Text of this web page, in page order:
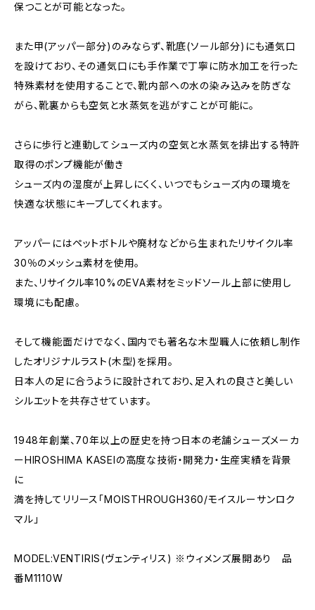
保つことが可能となった。
また甲(アッパー部分)のみならず、靴底(ソール部分)にも通気口
を設けており、その通気口にも手作業で丁寧に防水加工を行った
特殊素材を使用することで、靴内部への水の染み込みを防ぎな
がら、靴裏からも空気と水蒸気を逃がすことが可能に。
さらに歩行と連動してシューズ内の空気と水蒸気を排出する特許
取得のポンプ機能が働き
シューズ内の湿度が上昇しにくく、いつでもシューズ内の環境を
快適な状態にキープしてくれます。
アッパーにはペットボトルや廃材などから生まれたリサイクル率
30％のメッシュ素材を使用。
また、リサイクル率10%のEVA素材をミッドソール上部に使用し
環境にも配慮。
そして機能面だけでなく、国内でも著名な木型職人に依頼し制作
したオリジナルラスト(木型)を採用。
日本人の足に合うように設計されており、足入れの良さと美しい
シルエットを共存させています。
1948年創業、70年以上の歴史を持つ日本の老舗シューズメーカ
ーHIROSHIMA KASEIの高度な技術・開発力・生産実績を背景
に
満を持してリリース「MOISTHROUGH360/モイスルーサンロク
マル」
MODEL:VENTIRIS(ヴェンティリス) ※ウィメンズ展開あり 品
番M1110W